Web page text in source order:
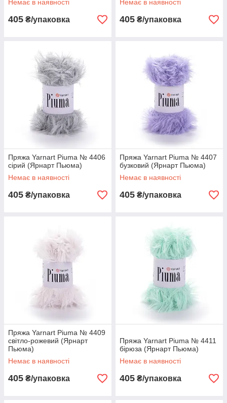
Немає в наявності
405 ₴/упаковка
Немає в наявності
405 ₴/упаковка
Пряжа Yarnart Piuma № 4406
сірий (Ярнарт Пьюма)
Немає в наявності
405 ₴/упаковка
Пряжа Yarnart Piuma № 4407
бузковий (Ярнарт Пьюма)
Немає в наявності
405 ₴/упаковка
Пряжа Yarnart Piuma № 4409
світло-рожевий (Ярнарт
Пьюма)
Немає в наявності
405 ₴/упаковка
Пряжа Yarnart Piuma № 4411
бірюза (Ярнарт Пьюма)
Немає в наявності
405 ₴/упаковка